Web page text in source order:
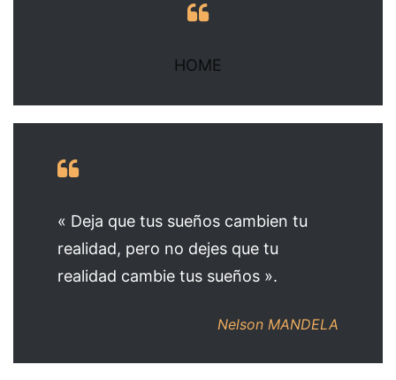
HOME
« Deja que tus sueños cambien tu
realidad, pero no dejes que tu
realidad cambie tus sueños ».
Nelson MANDELA